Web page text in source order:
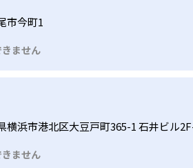
市今町1
ません
横浜市港北区大豆戸町365-1 石井ビル
ません